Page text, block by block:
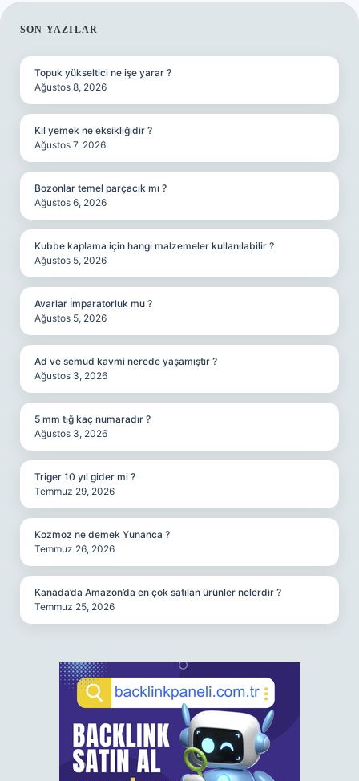
SIDEBAR
SON YAZILAR
Topuk yükseltici ne işe yarar ?
Ağustos 8, 2026
Kil yemek ne eksikliğidir ?
Ağustos 7, 2026
Bozonlar temel parçacık mı ?
Ağustos 6, 2026
Kubbe kaplama için hangi malzemeler kullanılabilir ?
Ağustos 5, 2026
Avarlar İmparatorluk mu ?
Ağustos 5, 2026
Ad ve semud kavmi nerede yaşamıştır ?
Ağustos 3, 2026
5 mm tığ kaç numaradır ?
Ağustos 3, 2026
Triger 10 yıl gider mi ?
Temmuz 29, 2026
Kozmoz ne demek Yunanca ?
Temmuz 26, 2026
Kanada’da Amazon’da en çok satılan ürünler nelerdir ?
Temmuz 25, 2026